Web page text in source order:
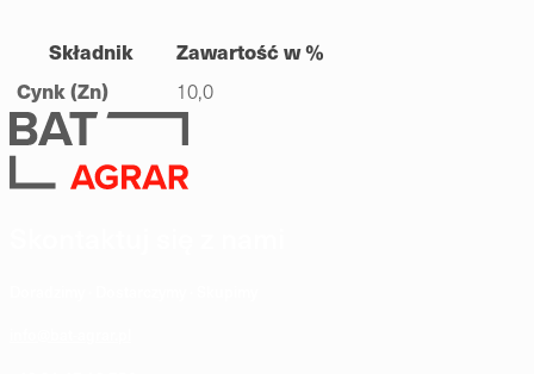
Składnik
Zawartość w %
Cynk (Zn)
10,0